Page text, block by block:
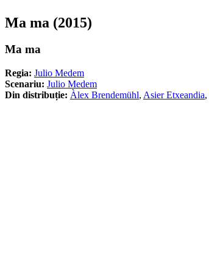
Ma ma (2015)
Ma ma
Regia: Julio Medem
Scenariu: Julio Medem
Din distribuție: Àlex Brendemühl, Asier Etxeandia,